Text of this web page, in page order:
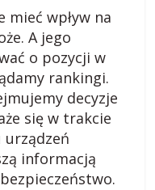
mieć wpływ na
A jego
o pozycji w
rankingi.
decyzje
się w trakcie
urządzeń
informacją